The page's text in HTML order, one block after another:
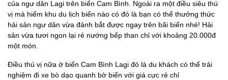
của ngư dân Lagi trên biển Cam Bình. Ngoài ra một điều siêu thú
vị mà hiếm khu du lịch biển nào có đó là bạn có thể thưởng thức
hải sản ngư dân vừa đánh bắt được ngay trên bãi biển nhé! Hải
sản vừa tươi ngon lại rẻ nướng bếp than chỉ với khoảng 20.000đ
một món.
Điều thú vị nữa ở biển Cam Bình Lagi đó là du khách có thể trải
nghiệm đi xe bò dạo quanh bờ biển với giá cực rẻ chỉ